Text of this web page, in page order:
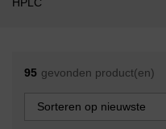
95 gevonden product(en)
Sorteren op nieuwste